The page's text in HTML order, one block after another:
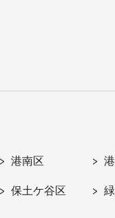
港南区
保土ケ谷区